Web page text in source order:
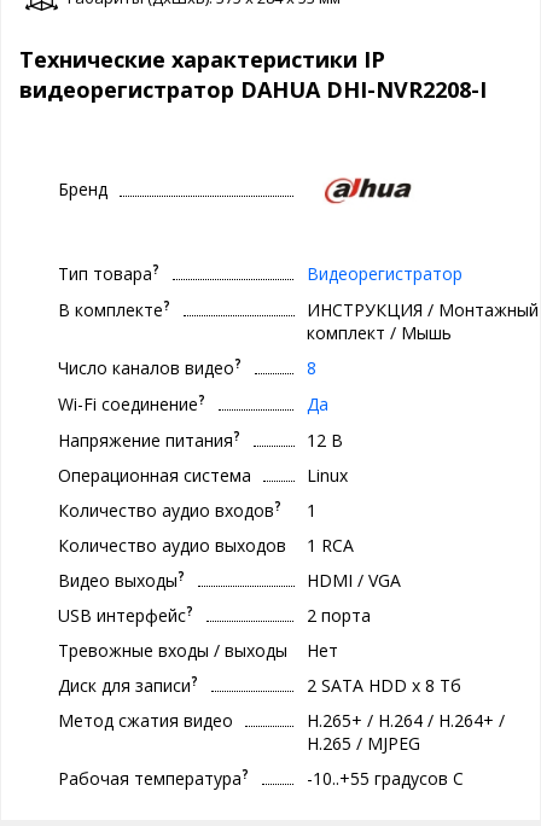
Технические характеристики IP
видеорегистратор DAHUA DHI-NVR2208-I
Бренд
Тип товара?
Видеорегистратор
В комплекте?
ИНСТРУКЦИЯ / Монтажный
комплект / Мышь
Число каналов видео?
8
Wi-Fi соединение?
Да
Напряжение питания?
12 В
Операционная система
Linux
Количество аудио входов?
1
Количество аудио выходов
1 RCA
Видео выходы?
HDMI / VGA
USB интерфейс?
2 порта
Тревожные входы / выходы
Нет
Диск для записи?
2 SATA HDD x 8 Тб
Метод сжатия видео
H.265+ / H.264 / H.264+ /
H.265 / MJPEG
Рабочая температура? -10..+55 градуcов С